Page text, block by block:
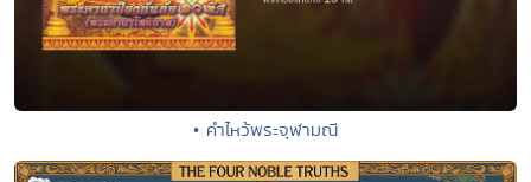
• คำไหว้พระจุฬามณี